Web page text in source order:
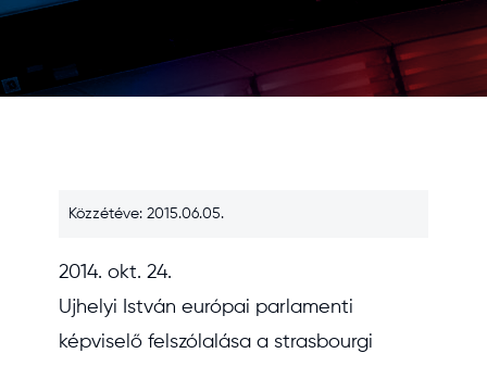
Közzétéve: 2015.06.05.
2014. okt. 24.
Ujhelyi István európai parlamenti
képviselő felszólalása a strasbourgi